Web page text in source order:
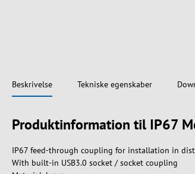
Beskrivelse Tekniske egenskaber
Produktinformation til IP67
IP67 feed-through coupling for installation in
With built-in USB3.0 socket / socket coupling